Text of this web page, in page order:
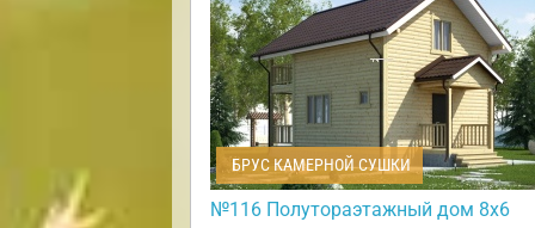
БРУС КАМЕРНОЙ СУШКИ
№116 Полутораэтажный дом 8х6